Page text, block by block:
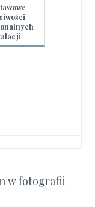
w fotografii